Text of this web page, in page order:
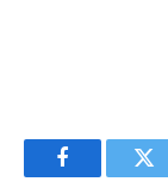
Facebook